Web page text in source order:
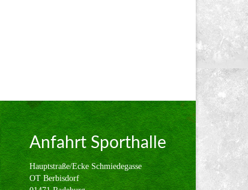
Anfahrt Sporthalle
Hauptstraße/Ecke Schmiedegasse
OT Berbisdorf